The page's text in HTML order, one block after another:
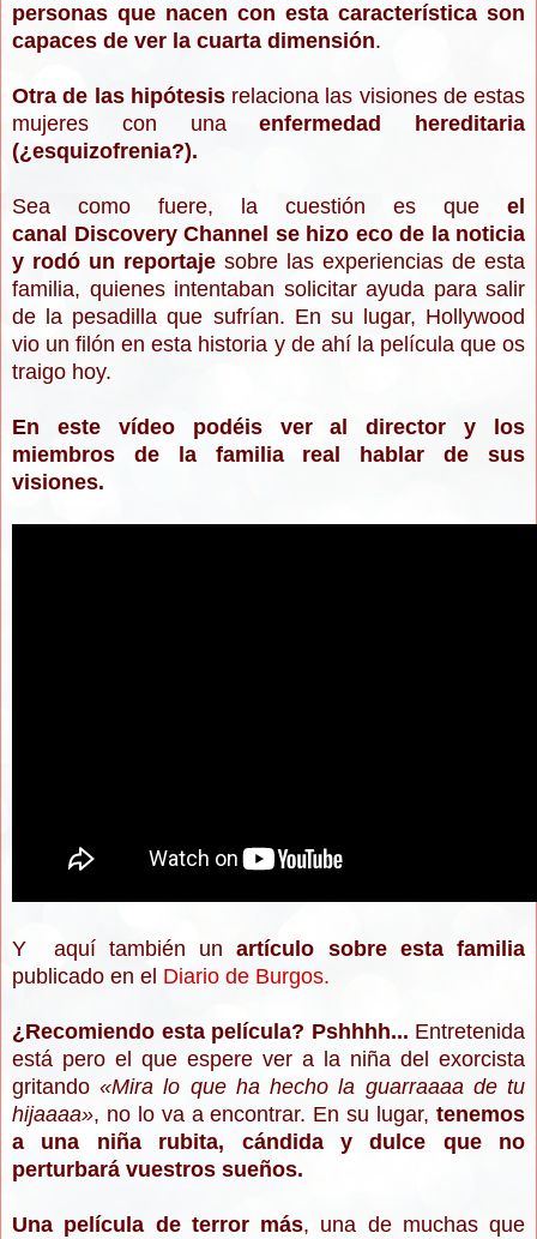
personas que nacen con esta característica son
capaces de ver la cuarta dimensión.
Otra de las hipótesisrelaciona las visiones de estas
mujeres con unaenfermedad hereditaria
(¿esquizofrenia?).
Sea como fuere, la cuestión es que el
canal Discovery Channel se hizo eco de la noticia
y rodó un reportaje sobre las experiencias de esta
familia, quienes intentaban solicitar ayuda para salir
de la pesadilla que sufrían. En su lugar, Hollywood
vio un filón en esta historia y de ahí la película que os
traigo hoy.
En este vídeo podéis ver al director y los
miembros de la familia real hablar de sus
visiones.
Y aquí también unartículo sobre esta familia
publicado en el Diario de Burgos.
¿Recomiendo esta película? Pshhhh... Entretenida
está pero el que espere ver a la niña del exorcista
gritando«Mira lo que ha hecho la guarraaaa de tu
hijaaaa», no lo va a encontrar. En su lugar, tenemos
a una niña rubita, cándida y dulce que no
perturbará vuestros sueños.
Una película de terror más, una de muchas que